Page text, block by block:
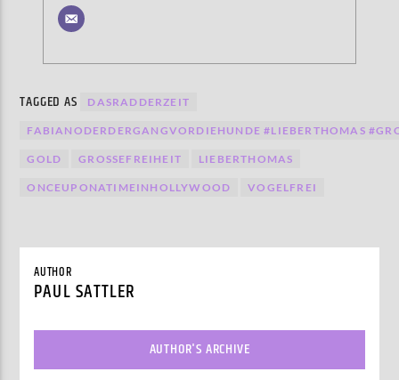
TAGGED AS DASRADDERZEIT
FABIANODERDERGANGVORDIEHUNDE #LIEBERTHOMAS
GOLD GROSSEFREIHEIT LIEBERTHOMAS
ONCEUPONATIMEINHOLLYWOOD VOGELFREI
AUTHOR
PAUL SATTLER
AUTHOR'S ARCHIVE